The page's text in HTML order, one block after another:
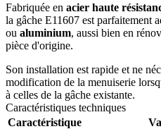
Fabriquée en acier haute
la gâche E11607 est parfaitement
ou aluminium, aussi bien en
pièce d'origine.
Son installation est rapide et ne
modification de la menuiserie
à celles de la gâche existante.
Caractéristiques techniques
Caractéristique